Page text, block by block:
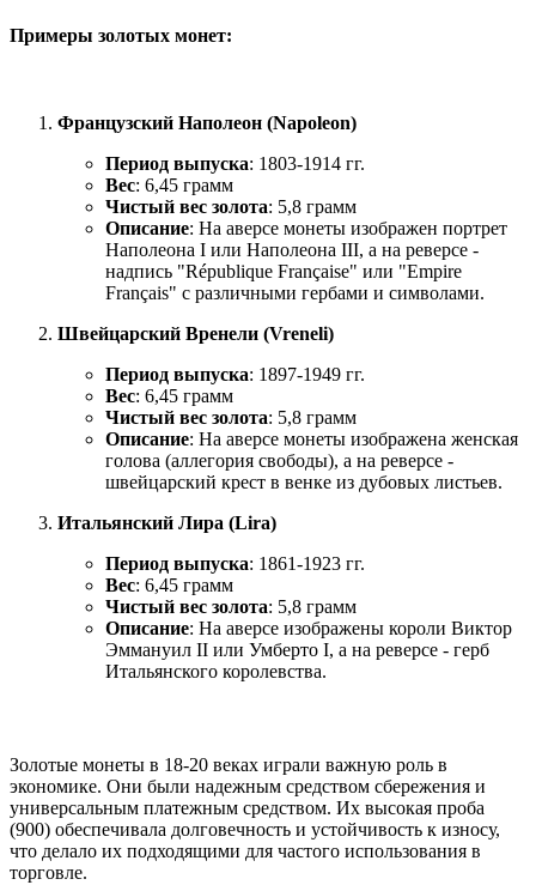
Примеры золотых монет:
Французский Наполеон (Napoleon)
Период выпуска: 1803-1914 гг.
Вес: 6,45 грамм
Чистый вес золота: 5,8 грамм
Описание: На аверсе монеты изображен портрет
Наполеона I или Наполеона III, а на реверсе -
надпись "République Française" или "Empire
Français" с различными гербами и символами.
Швейцарский Вренели (Vreneli)
Период выпуска: 1897-1949 гг.
Вес: 6,45 грамм
Чистый вес золота: 5,8 грамм
Описание: На аверсе монеты изображена женская
голова (аллегория свободы), а на реверсе -
швейцарский крест в венке из дубовых листьев.
Итальянский Лира (Lira)
Период выпуска: 1861-1923 гг.
Вес: 6,45 грамм
Чистый вес золота: 5,8 грамм
Описание: На аверсе изображены короли Виктор
Эммануил II или Умберто I, а на реверсе - герб
Итальянского королевства.
Золотые монеты в 18-20 веках играли важную роль в
экономике. Они были надежным средством сбережения и
универсальным платежным средством. Их высокая проба
(900) обеспечивала долговечность и устойчивость к износу,
что делало их подходящими для частого использования в
торговле.